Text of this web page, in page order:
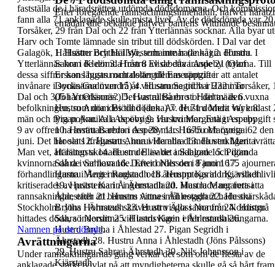
Efter föregående rannsachningsinnehåldh, hafwer
emädan dhebekände hafwer barnens Wittnande
1. Hustru Brytha i Westerhammar (änka) 2. Hustru
Sahra i Kleen 3. Hustru Elisabetta i Aspeby (Olof
Erssons hustru ochdotter till Emeräntzia i
Dynäs/Gudmundrå) 4. Hustru Segridh i Hammar
(Johan Olssons?) 5. Hustru Barbro i Hiärttnääs 6.
Hustru Anna i Biöönö (änka) 7. Hustru Merit Wyk 8.
Pigan Annika i Aspeby 9. Hustru Margreta i Aspeby
10. Hustru Barbro i Aspeby 11. Hustru Margreta i
Hoola 12. Hustru Anna i Hembra 13. Hustru Marit i
Hälsingsta 14. Hustru Elisabet i Sahlom 15. Pigan
Sahra i Sahlom 16. Dawid Nilsson i Fanom 17.
Hustru Merit i Rogstadh 18. Hustru Karin i Kiärstadh
19. Hustru Karin i Ährstadh 20. Hustru Margareta i
Åhlestadh 21. Hustru Anna i Åhlestadh 22. Hustru
Brytha i Ährstadh 23. Hustru Älla i Norum 24. Hustru
Sahra i Norum 25. Hustru Karin i Åhlestadh 26.
Hustru Brytha i Åhlestad 27. Pigan Segridh i
Ährstadh 28. Hustru Anna i Åhlestadh (Jöns Pålssons)
29. Hustru Sahra i Ährstadh 30. Nils Johansson i
Kiärstadh
fastställa de i häradsrättenutdömda dödsdomarna. Och
fann alla 71anklagade skulle mista livet. Av dedödsdömda var
Torsåker, 29 från Dal och 22 från Ytterlännäs socknar. Alla byar
Harv och Tomte lämnade sin tribut till dödskörden. I Dal var det
Galagök, Hållsätter ochHällsjö, som inte hade några dömda. I
Ytterlännäskom de dömda från 8 av de dåvarande 21 byarna. Till
dessa siffror kan läggas mantalslängdernasuppgifter att antalet
invånare i socknarna över 15 årvid samma tid var 232 i Torsåker,
Dal och 305 iYtterlännäs. Det var alltså en stor del av den vuxna
befolkningen, som dömdes till döden.Av de71dömda var endast
män och fyra pojkar.Alla de övriga var kvinnor.Enligt en uppgift
9 av offren ha avrättats redan den28 mars 1675och övriga 62
juni. Det harsatts ifrågasatts, huruvida alla dömda verkligen
Man vet, att rätten skonade en del av deanklagade och dömda
kvinnorna då de var havande. Efter order den 8 juni 1675
förhandlingarna i Ångermanland och återupptogsaldrig, vilket
kritiserades av prästerna iÅngermanland. Man lade ner fortsatta
rannsakningar, efter attbarnens vittnesmål noggrant hade
Stockholm. Jöns Hornaeus skriver att visgossarnafrån Nordingrå
hittades döda, sönderslitna vidlandsvägen efter rannsakningarna.
Namnen på de dömda.
Avrättningarna
Under rannsakningarnas gång verkar det som om deflesta av de
anklagade starkt tvivlat på att myndigheterna skulle gå så hårt